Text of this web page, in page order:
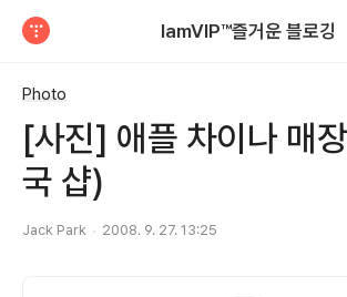
IamVIP™즐거운 블로깅
Photo
[사진] 애플 차이나 매
국 샵)
Jack Park 2008. 9. 27. 13:25